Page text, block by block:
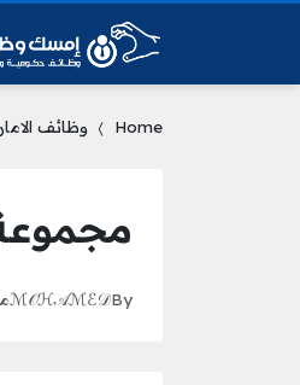
Home وظائف
By
ℳ𝒪ℋ𝒜ℳℰ𝒟